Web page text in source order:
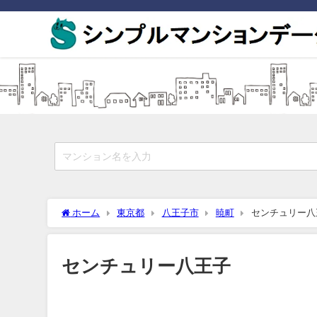
ホーム 東京都 八王子市 暁町 センチュリー
センチュリー八王子